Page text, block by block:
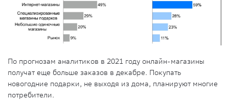
По прогнозам аналитиков в 2021 году онлайн-магазины
получат еще больше заказов в декабре. Покупать
новогодние подарки, не выходя из дома, планируют многие
потребители.